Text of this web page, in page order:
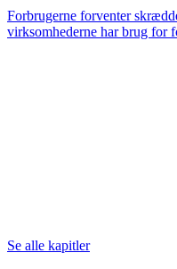
Forbrugerne forventer
virksomhederne har brug for
Se alle kapitler